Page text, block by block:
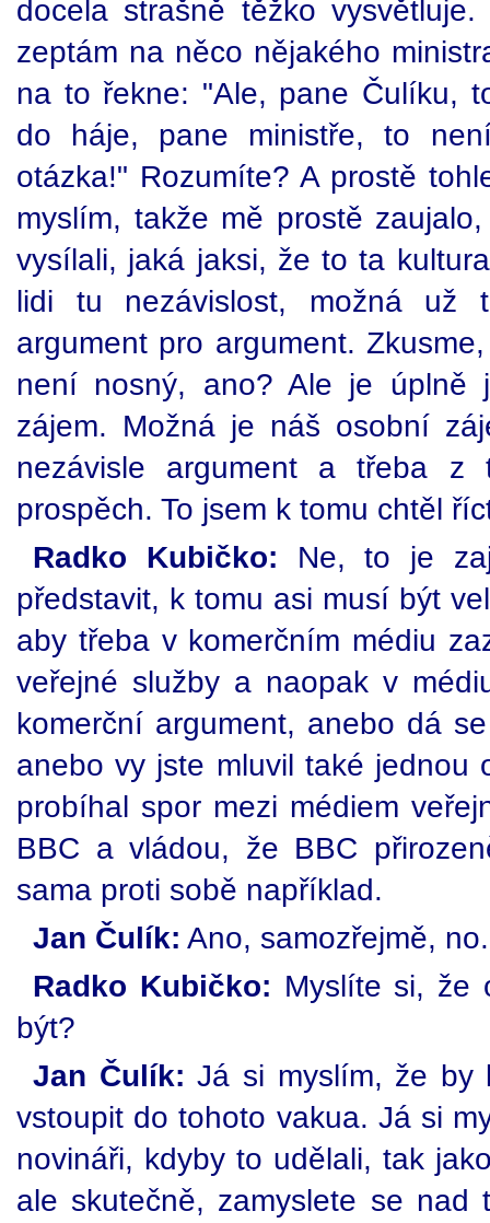
docela strašně těžko
zeptám na něco nějakého
na to řekne: "Ale, pane Čulíku,
do háje, pane ministře, to
otázka!" Rozumíte? A prostě
myslím, takže mě prostě
vysílali, jaká jaksi, že to ta
lidi tu nezávislost, možná už
argument pro argument.
není nosný, ano? Ale je úplně
zájem. Možná je náš osobní
nezávisle argument a třeba z
prospěch. To jsem k tomu chtěl
Radko Kubičko: Ne, to je
představit, k tomu asi musí být
aby třeba v komerčním médiu
veřejné služby a naopak v
komerční argument, anebo dá
anebo vy jste mluvil také jednou
probíhal spor mezi médiem
BBC a vládou, že BBC
sama proti sobě například.
Jan Čulík: Ano, samozřejmě, no.
Radko Kubičko: Myslíte si, že
být?
Jan Čulík: Já si myslím, že by
vstoupit do tohoto vakua. Já si
novináři, kdyby to udělali, tak
ale skutečně, zamyslete se nad